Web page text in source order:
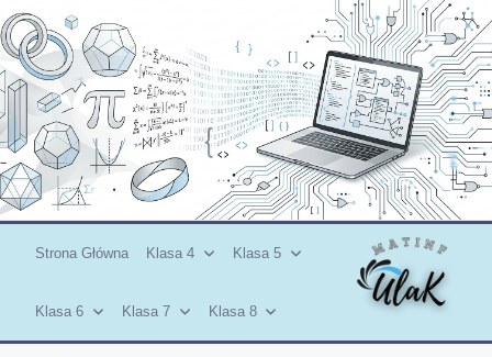
Skip
to
content
Strona Główna Klasa 4 Klasa 5
Klasa 6 Klasa 7 Klasa 8